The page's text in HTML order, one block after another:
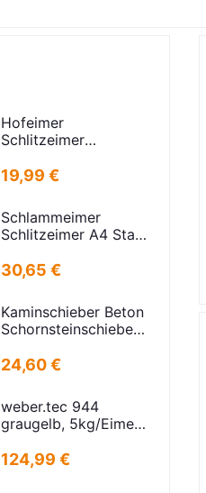
Hofeimer
Schlitzeimer
kurz
19,99 €
Schlammeimer
Schlitzeimer A4 Stahl
H=600mm
D=385mm
30,65 €
Kaminschieber Beton
Schornsteinschieber
Rahmenmaß:
21x30cm Deckel:
16,5x24,5cm
24,60 €
weber.tec 944
graugelb, 5kg/Eimer
124,99 €